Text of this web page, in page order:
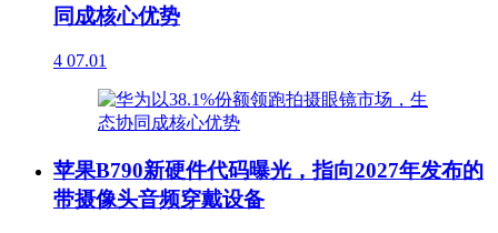
同成核心优势
4 07.01
苹果B790新硬件代码曝光，指向2027年发布的
带摄像头音频穿戴设备